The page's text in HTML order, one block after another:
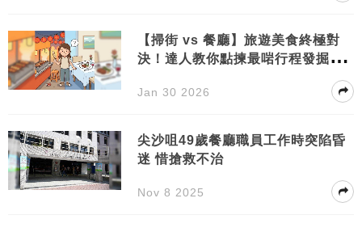
【掃街 vs 餐廳】旅遊美食終極對
決！達人教你點揀最啱行程發掘地
Jan 30 2026
尖沙咀49歲餐廳職員工作時突陷昏
迷 惜搶救不治
Nov 8 2025